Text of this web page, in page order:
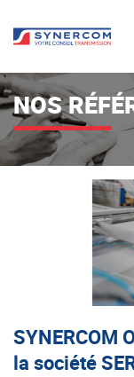
NOS
SYNERCOM
la société